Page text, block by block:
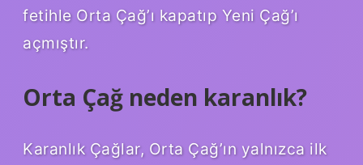
fetihle Orta Çağ’ı kapatıp Yeni Çağ’ı
açmıştır.
Orta Çağ neden karanlık?
Karanlık Çağlar, Orta Çağ’ın yalnızca ilk